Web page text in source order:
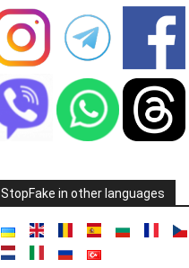
StopFake in other languages